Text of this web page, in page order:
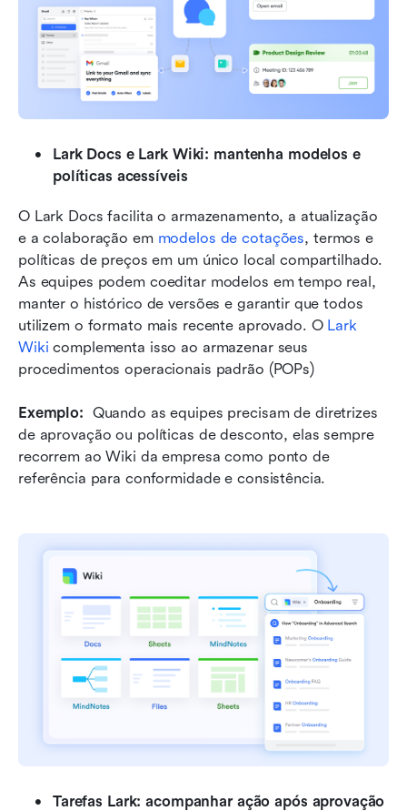
Lark Docs e Lark Wiki: mantenha modelos e
políticas acessíveis
O Lark Docs facilita o armazenamento, a atualização
e a colaboração em modelos de cotações, termos e
políticas de preços em um único local compartilhado.
As equipes podem coeditar modelos em tempo real,
manter o histórico de versões e garantir que todos
utilizem o formato mais recente aprovado. O Lark
Wiki complementa isso ao armazenar seus
procedimentos operacionais padrão (POPs)
Exemplo: Quando as equipes precisam de diretrizes
de aprovação ou políticas de desconto, elas sempre
recorrem ao Wiki da empresa como ponto de
referência para conformidade e consistência.
Tarefas Lark: acompanhar ação após aprovação